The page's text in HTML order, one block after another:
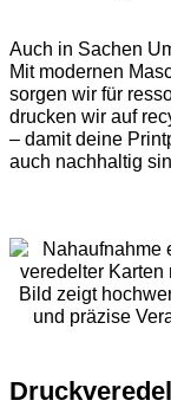
Auch in Sachen
Mit modernen
sorgen wir für
drucken wir auf
– damit deine
auch nachhaltig